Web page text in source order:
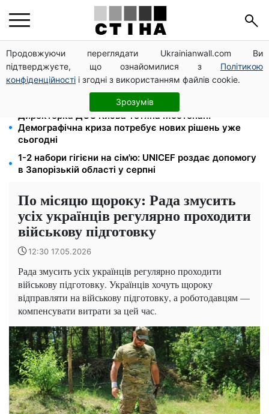
Продовжуючи переглядати Ukrainianwall.com Ви
підтверджуєте, що ознайомилися з Політикою
конфіденційності і згодні з використанням файлів cookie.
Зрозумів
200+ тисяч у СЗЧ, мільйони в розшуку: Федоров
розкрив план реформи мобілізації та ТЦК
120 грн на день лише на дорогу: кияни масово
звільняються через тариф 30 грн за проїзд
Директорка ДОЗ Києва Тетяна Мостепан:
Демографічна криза потребує нових рішень уже
сьогодні
1-2 набори гігієни на сім'ю: UNICEF роздає допомогу
в Запорізькій області у серпні
По місяцю щороку: Рада змусить
усіх українців регулярно проходити
військову підготовку
12:30 17.05.2026
Рада змусить усіх українців регулярно проходити
військову підготовку. Українців хочуть щороку
відправляти на військову підготовку, а роботодавцям —
компенсувати витрати за цей час.